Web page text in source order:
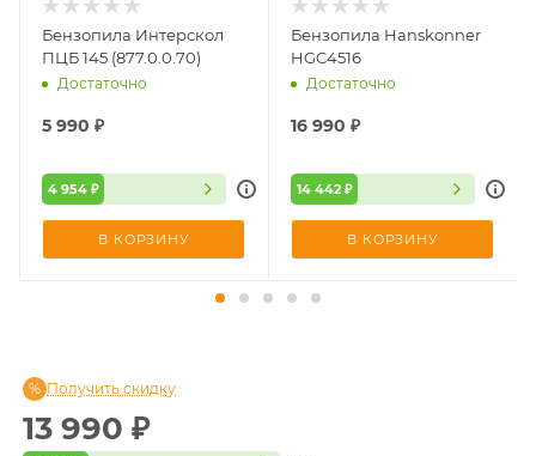
Бензопила Интерскол
ПЦБ 145 (877.0.0.70)
Достаточно
5 990 ₽
4 954 ₽
В КОРЗИНУ
Бензопила Hanskonner
HGC4516
Достаточно
16 990 ₽
14 442 ₽
В КОРЗИНУ
13 990 ₽
Получить скидку